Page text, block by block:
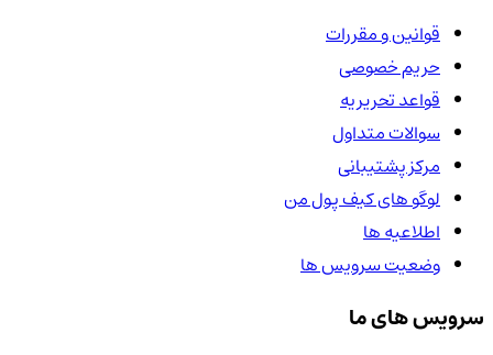
قوانین و مقررات
حریم خصوصی
قواعد تحریریه
سوالات متداول
مرکز پشتیبانی
لوگو های کیف پول من
اطلاعیه ها
وضعیت سرویس ها
سرویس های ما